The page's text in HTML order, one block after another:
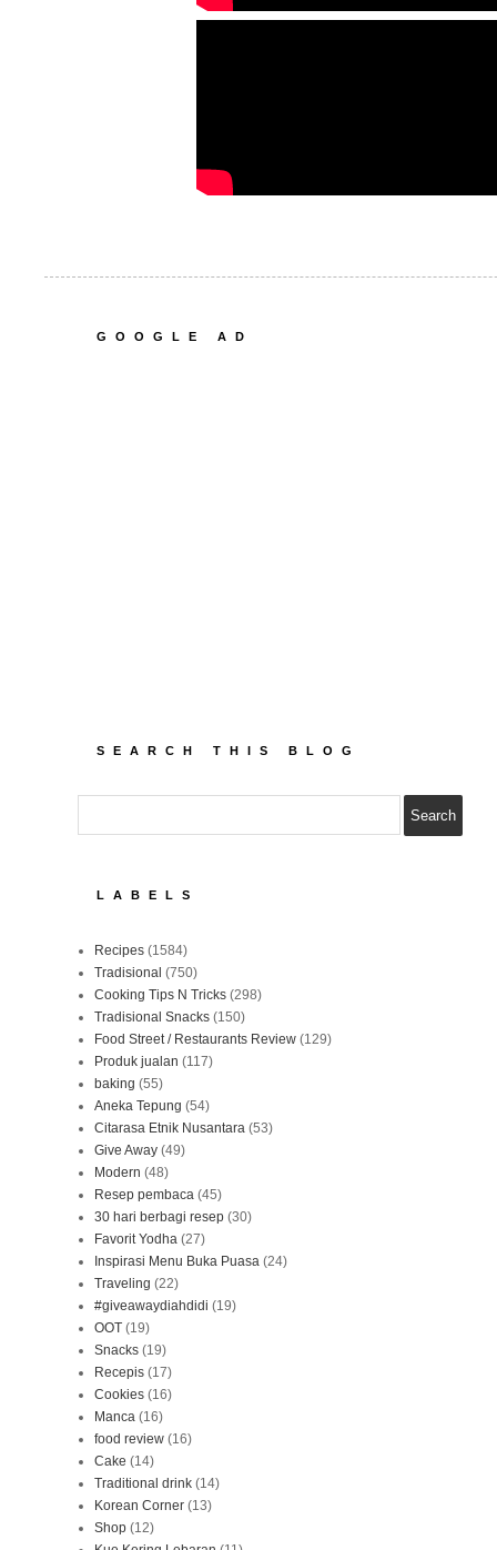
GOOGLE AD
SEARCH THIS BLOG
LABELS
Recipes (1584)
Tradisional (750)
Cooking Tips N Tricks (298)
Tradisional Snacks (150)
Food Street / Restaurants Review (129)
Produk jualan (117)
baking (55)
Aneka Tepung (54)
Citarasa Etnik Nusantara (53)
Give Away (49)
Modern (48)
Resep pembaca (45)
30 hari berbagi resep (30)
Favorit Yodha (27)
Inspirasi Menu Buka Puasa (24)
Traveling (22)
#giveawaydiahdidi (19)
OOT (19)
Snacks (19)
Recepis (17)
Cookies (16)
Manca (16)
food review (16)
Cake (14)
Traditional drink (14)
Korean Corner (13)
Shop (12)